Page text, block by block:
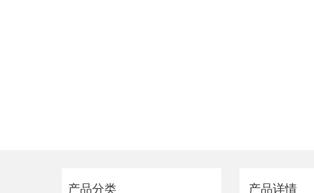
产品分类 产品详情